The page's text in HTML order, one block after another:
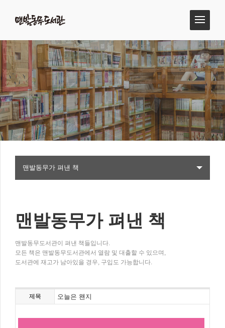
맨발동무가 펴낸 책
맨발동무가 펴낸 책
맨발동무도서관이 펴낸 책들입니다.
모든 책은 맨발동무도서관에서 열람 및 대출할 수 있으며,
도서관에 재고가 남아있을 경우, 구입도 가능합니다.
제목 오늘은 왠지